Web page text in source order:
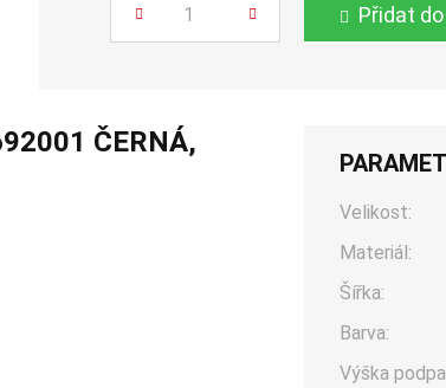
Přidat
ČERNÁ,
Velikost:
Materiál:
Šířka:
Barva:
Výška